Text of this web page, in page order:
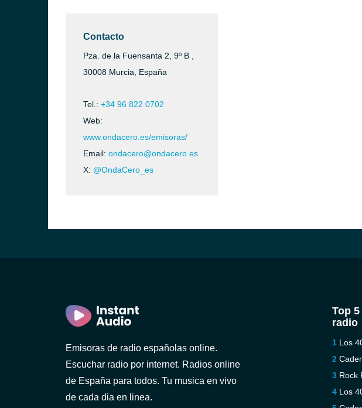
Contacto
Pza. de la Fuensanta 2, 9º B ,
30008 Murcia, España
Tel.: +34 96 822 0702
Web:
www.ondacero.es/emisoras/
Email: ondacero@ondacero.es
X: @OndaCero_es
Emisoras de radio españolas online.
Escuchar radio por internet. Radios online
de España para todos. Tu musica en vivo
de cada dia en linea.
Top
radio
Los
Rock
Los